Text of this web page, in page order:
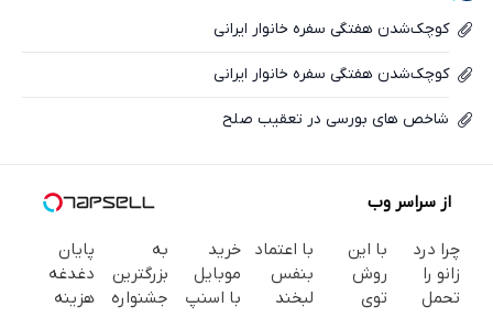
کوچک‌شدن هفتگی سفره خانوار ایرانی
کوچک‌شدن هفتگی سفره خانوار ایرانی
شاخص های بورسی در تعقیب صلح
از سراسر وب
چرا درد
زانو را
تحمل
با این
روش
توی
با اعتماد
بنفس
لبخند
خرید
موبایل
با اسنپ
به
بزرگترین
جشنواره
پایان
دغدغه
هزینه